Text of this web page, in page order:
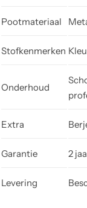
Pootmateriaal
Stofkenmerken
Onderhoud
Extra
Garantie 2
Levering